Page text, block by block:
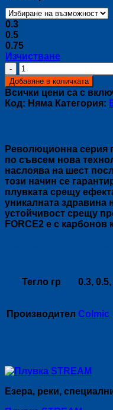
0.3
0.5
0.75
Изчистване
количество
за
Плувка
FORCE2
Добавяне в количката
Всички цени са с
Код: Няма Категория:
Революционна серия
по съвсем нова
наслоява на шест
този начин се
плувката срещу
уникалната здравина
устойчивост срещу
FORCE2 е с карбонов
Тегло гр 0.3,
Производител Colmic
Езера, реки,